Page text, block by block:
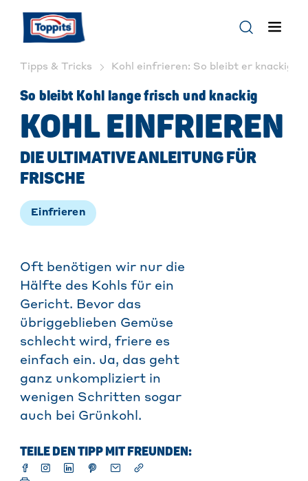
Tipps & Tricks Kohl einfrieren: So bleibt er knackig
So bleibt Kohl lange frisch und knackig
KOHL EINFRIEREN
DIE ULTIMATIVE ANLEITUNG FÜR
FRISCHE
Einfrieren
Oft benötigen wir nur die
Hälfte des Kohls für ein
Gericht. Bevor das
übriggeblieben Gemüse
schlecht wird, friere es
einfach ein. Ja, das geht
ganz unkompliziert in
wenigen Schritten sogar
auch bei Grünkohl.
TEILE DEN TIPP MIT FREUNDEN: